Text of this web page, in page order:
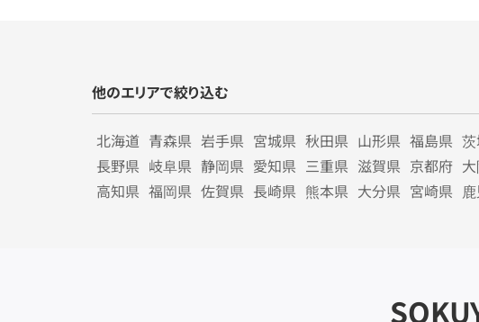
他のエリアで絞り込む
北海道 青森県 岩手県 宮城県 秋田県 山形県 福島県
長野県 岐阜県 静岡県 愛知県 三重県 滋賀県 京都府
高知県 福岡県 佐賀県 長崎県 熊本県 大分県 宮崎県